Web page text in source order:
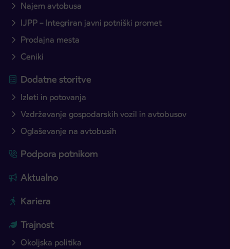
Najem avtobusa
IJPP – Integriran javni potniški promet
Prodajna mesta
Ceniki
Dodatne storitve
Izleti in potovanja
Vzdrževanje gospodarskih vozil in avtobusov
Oglaševanje na avtobusih
Podpora potnikom
Aktualno
Kariera
Trajnost
Okoljska politika